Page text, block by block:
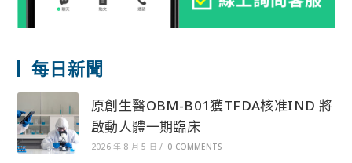
每日新聞
原創生醫OBM-B01獲TFDA核准IND 將
啟動人體一期臨床
2026 年 8 月 5 日 / 0 COMMENTS